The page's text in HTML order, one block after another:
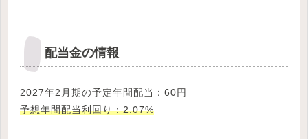
配当金の情報
2027年2月期の予定年間配当：60円
予想年間配当利回り：2.07%